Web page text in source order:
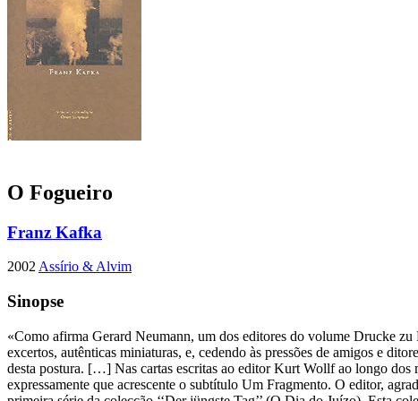
O Fogueiro
Franz Kafka
2002Assírio & Alvim
Sinopse
«Como afirma Gerard Neumann, um dos editores do volume Drucke
excertos, autênticas miniaturas, e, cedendo às pressões de amigos e
desta postura. […] Nas cartas escritas ao editor Kurt Wollf ao longo dos
expressamente que acrescente o subtítulo Um Fragmento. O editor,